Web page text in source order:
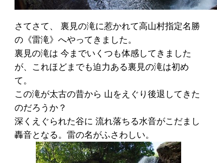
さてさて、 裏見の滝に惹かれて高山村指定名勝
の《雷滝》へやってきました。
裏見の滝は 今までいくつも体感してきました
が、これほどまでも迫力ある裏見の滝は初め
て。
この滝が太古の昔から 山をえぐり後退してきた
のだろうか？
深くえぐられた谷に 流れ落ちる水音がこだまし
轟音となる。雷の名がふさわしい。